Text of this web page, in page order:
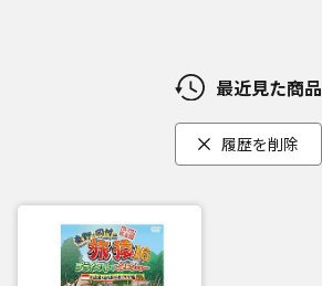
最近見た商品
履歴を削除